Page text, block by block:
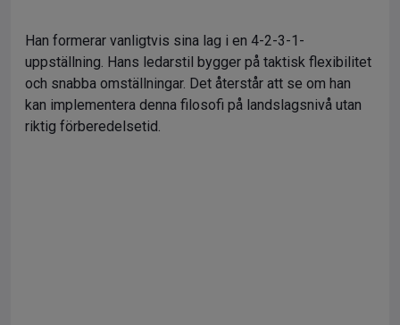
Han formerar vanligtvis sina lag i en 4-2-3-1-
uppställning. Hans ledarstil bygger på taktisk flexibilitet
och snabba omställningar. Det återstår att se om han
kan implementera denna filosofi på landslagsnivå utan
riktig förberedelsetid.